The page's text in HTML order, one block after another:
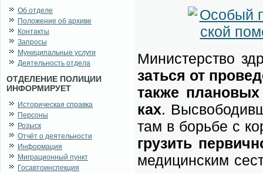
Об отделе
Положение об архиве
Контакты
Запросы
Муниципальные услуги
Деятельность отдела
ОТДЕЛЕНИЕ ПОЛИЦИИ
ИНФОРМИРУЕТ
Историческая справка
Персоны
Розыск
Отчёт о деятельности
Информация
Миграционный пункт
Госавтоинспекция
Ми­ни­стер­ство
зать­ся от
так­же
ках.
там в борь­бе с
гру­зить
ме­ди­цин­ским